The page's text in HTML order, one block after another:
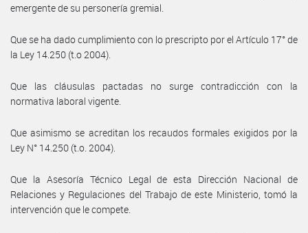
emergente de su personería gremial.
Que se ha dado cumplimiento con lo prescripto por el Artículo 17° de
la Ley 14.250 (t.o 2004).
Que las cláusulas pactadas no surge contradicción con la
normativa laboral vigente.
Que asimismo se acreditan los recaudos formales exigidos por la
Ley N° 14.250 (t.o. 2004).
Que la Asesoría Técnico Legal de esta Dirección Nacional de
Relaciones y Regulaciones del Trabajo de este Ministerio, tomó la
intervención que le compete.